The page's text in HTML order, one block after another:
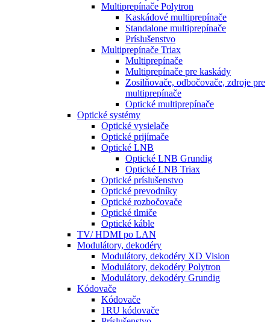
Multiprepínače Polytron
Kaskádové multiprepínače
Standalone multiprepínače
Príslušenstvo
Multiprepínače Triax
Multiprepínače
Multiprepínače pre kaskády
Zosilňovače, odbočovače, zdroje pre
multiprepínače
Optické multiprepínače
Optické systémy
Optické vysielače
Optické prijímače
Optické LNB
Optické LNB Grundig
Optické LNB Triax
Optické príslušenstvo
Optické prevodníky
Optické rozbočovače
Optické tlmiče
Optické káble
TV/ HDMI po LAN
Modulátory, dekodéry
Modulátory, dekodéry XD Vision
Modulátory, dekodéry Polytron
Modulátory, dekodéry Grundig
Kódovače
Kódovače
1RU kódovače